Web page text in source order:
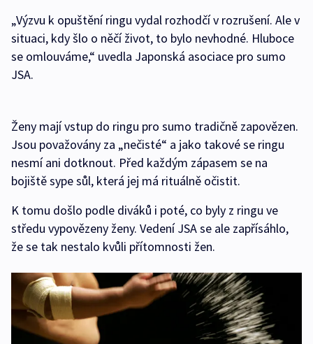
„Výzvu k opuštění ringu vydal rozhodčí v rozrušení. Ale v
situaci, kdy šlo o něčí život, to bylo nevhodné. Hluboce
se omlouváme,“ uvedla Japonská asociace pro sumo
JSA.
Ženy mají vstup do ringu pro sumo tradičně zapovězen.
Jsou považovány za „nečisté“ a jako takové se ringu
nesmí ani dotknout. Před každým zápasem se na
bojiště sype sůl, která jej má rituálně očistit.
K tomu došlo podle diváků i poté, co byly z ringu ve
středu vypovězeny ženy. Vedení JSA se ale zapřísáhlo,
že se tak nestalo kvůli přítomnosti žen.